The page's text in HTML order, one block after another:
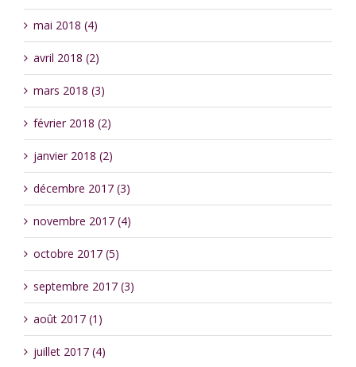
mai 2018 (4)
avril 2018 (2)
mars 2018 (3)
février 2018 (2)
janvier 2018 (2)
décembre 2017 (3)
novembre 2017 (4)
octobre 2017 (5)
septembre 2017 (3)
août 2017 (1)
juillet 2017 (4)